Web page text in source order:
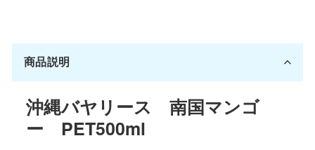
商品説明
沖縄バヤリース 南国マンゴ
ー PET500ml